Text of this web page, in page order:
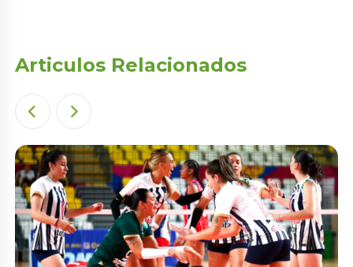
Articulos Relacionados